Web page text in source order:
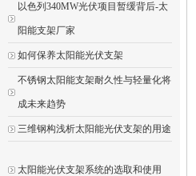
以色列340MW光伏项目暂缓背后-太
阳能支架厂家
如何保养太阳能光伏支架
不锈钢太阳能支架耐久性与轻量化将
成未来趋势
三维钢构浅析太阳能光伏支架的用途
太阳能光伏支架系统的选取和使用